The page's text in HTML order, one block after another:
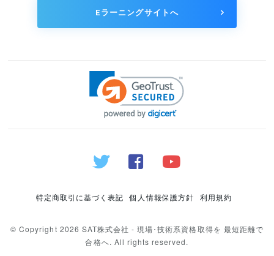
Eラーニングサイトへ
特定商取引に基づく表記 個人情報保護方針 利用規約
© Copyright 2026 SAT株式会社 - 現場･技術系資格取得を 最短距離で
合格へ. All rights reserved.